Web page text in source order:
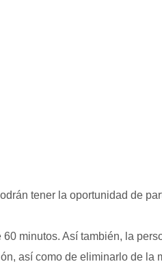
tener la oportunidad de
minutos. Así también, la
así como de eliminarlo de la